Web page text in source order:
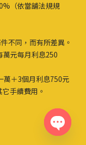
（依當舖法規規
不同，而有所差異。
元每月利息250
萬＋3個月利息750元
手續費用。